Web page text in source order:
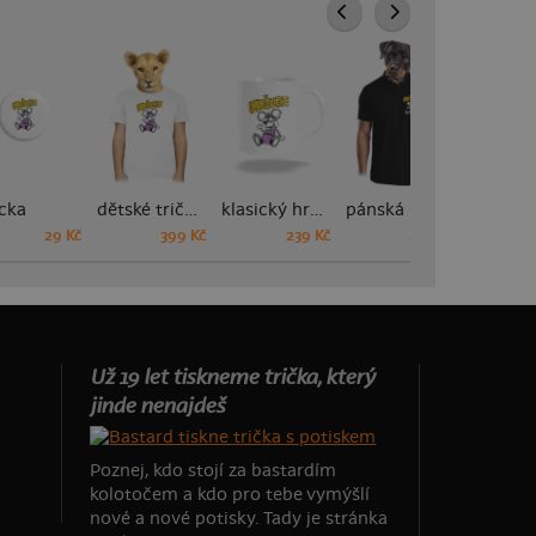
29 Kč
dětské tričko
399 Kč
klasický hrnek
239 Kč 449 Kč
Už 19 let tiskneme trička, který
jinde nenajdeš
Poznej, kdo stojí za bastardím
kolotočem a kdo pro tebe vymýšlí
nové a nové potisky. Tady je stránka